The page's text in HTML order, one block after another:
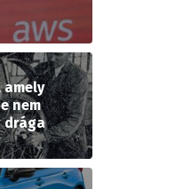
amely
nem
drága